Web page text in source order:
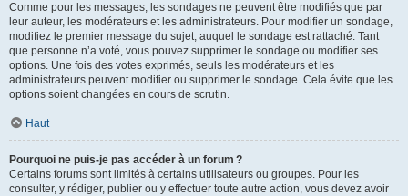
Comme pour les messages, les sondages ne peuvent être modifiés que par
leur auteur, les modérateurs et les administrateurs. Pour modifier un sondage,
modifiez le premier message du sujet, auquel le sondage est rattaché. Tant
que personne n’a voté, vous pouvez supprimer le sondage ou modifier ses
options. Une fois des votes exprimés, seuls les modérateurs et les
administrateurs peuvent modifier ou supprimer le sondage. Cela évite que les
options soient changées en cours de scrutin.
Haut
Pourquoi ne puis-je pas accéder à un forum ?
Certains forums sont limités à certains utilisateurs ou groupes. Pour les
consulter, y rédiger, publier ou y effectuer toute autre action, vous devez avoir